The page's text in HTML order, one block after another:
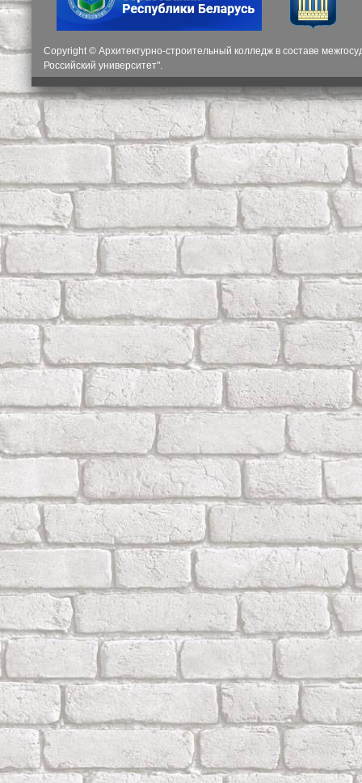
Copyright © Архитектурно-строительный колледж в составе
Российский университет".